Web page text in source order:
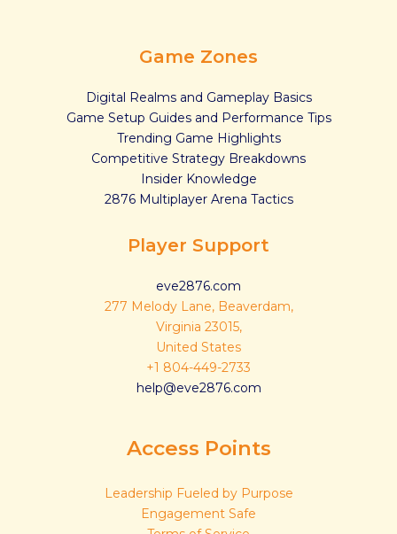
Game Zones
Digital Realms and Gameplay Basics
Game Setup Guides and Performance Tips
Trending Game Highlights
Competitive Strategy Breakdowns
Insider Knowledge
2876 Multiplayer Arena Tactics
Player Support
eve2876.com
277 Melody Lane, Beaverdam,
Virginia 23015,
United States
+1 804-449-2733
help@eve2876.com
Access Points
Leadership Fueled by Purpose
Engagement Safe